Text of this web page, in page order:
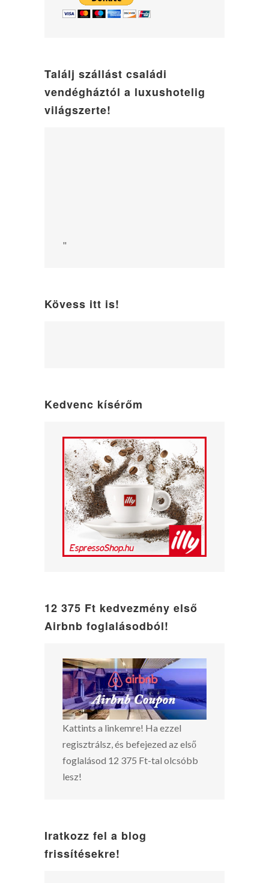
Találj szállást családi
vendégháztól a luxushotelig
világszerte!
"
Kövess itt is!
Kedvenc kísérőm
12 375 Ft kedvezmény első
Airbnb foglalásodból!
Kattints a linkemre! Ha ezzel
regisztrálsz, és befejezed az első
foglalásod 12 375 Ft-tal olcsóbb
lesz!
Iratkozz fel a blog
frissítésekre!